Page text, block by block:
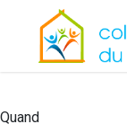
Quand